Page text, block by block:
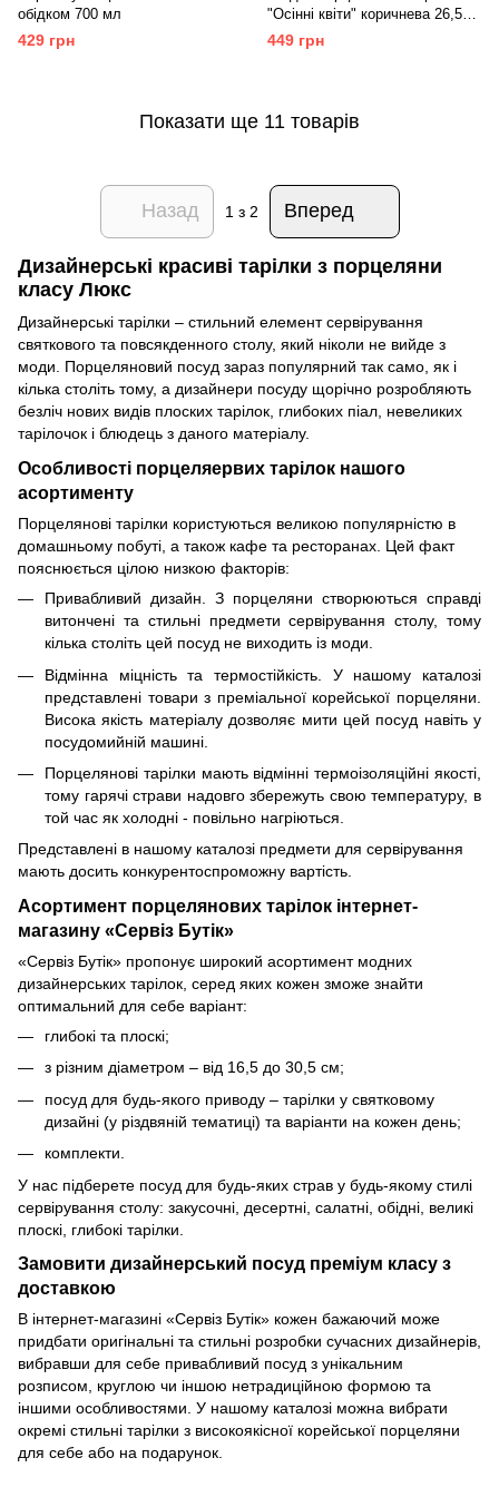
обідком 700 мл
429 грн
"Осінні квіти" коричнева 26,5
см
449 грн
Показати ще 11 товарів
Назад 1 з 2 Вперед
Дизайнерські красиві тарілки з порцеляни
класу Люкс
Дизайнерські тарілки – стильний елемент сервірування
святкового та повсякденного столу, який ніколи не вийде з
моди. Порцеляновий посуд зараз популярний так само, як і
кілька століть тому, а дизайнери посуду щорічно розробляють
безліч нових видів плоских тарілок, глибоких піал, невеликих
тарілочок і блюдець з даного матеріалу.
Особливості порцеляервих тарілок нашого
асортименту
Порцелянові тарілки користуються великою популярністю в
домашньому побуті, а також кафе та ресторанах. Цей факт
пояснюється цілою низкою факторів:
Привабливий дизайн. З порцеляни створюються справді
витончені та стильні предмети сервірування столу, тому
кілька століть цей посуд не виходить із моди.
Відмінна міцність та термостійкість. У нашому каталозі
представлені товари з преміальної корейської порцеляни.
Висока якість матеріалу дозволяє мити цей посуд навіть у
посудомийній машині.
Порцелянові тарілки мають відмінні термоізоляційні якості,
тому гарячі страви надовго збережуть свою температуру, в
той час як холодні - повільно нагріються.
Представлені в нашому каталозі предмети для сервірування
мають досить конкурентоспроможну вартість.
Асортимент порцелянових тарілок інтернет-
магазину «Сервіз Бутік»
«Сервіз Бутік» пропонує широкий асортимент модних
дизайнерських тарілок, серед яких кожен зможе знайти
оптимальний для себе варіант:
глибокі та плоскі;
з різним діаметром – від 16,5 до 30,5 см;
посуд для будь-якого приводу – тарілки у святковому
дизайні (у різдвяній тематиці) та варіанти на кожен день;
комплекти.
У нас підберете посуд для будь-яких страв у будь-якому стилі
сервірування столу: закусочні, десертні, салатні, обідні, великі
плоскі, глибокі тарілки.
Замовити дизайнерський посуд преміум класу з
доставкою
В інтернет-магазині «Сервіз Бутік» кожен бажаючий може
придбати оригінальні та стильні розробки сучасних дизайнерів,
вибравши для себе привабливий посуд з унікальним
розписом, круглою чи іншою нетрадиційною формою та
іншими особливостями. У нашому каталозі можна вибрати
окремі стильні тарілки з високоякісної корейської порцеляни
для себе або на подарунок.